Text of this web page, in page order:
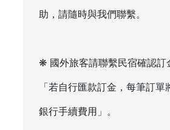
助，請隨時與我們聯繫。
❋ 國外旅客請聯繫民宿確認訂
「若自行匯款訂金，每筆訂
銀行手續費用」。